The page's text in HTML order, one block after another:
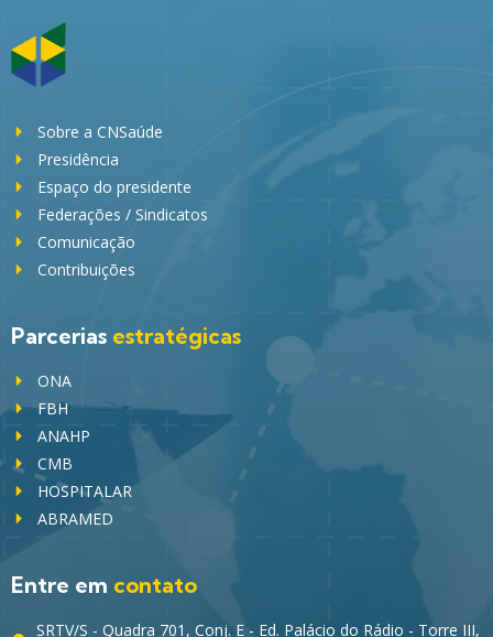
Sobre a CNSaúde
Presidência
Espaço do presidente
Federações / Sindicatos
Comunicação
Contribuições
Parcerias estratégicas
ONA
FBH
ANAHP
CMB
HOSPITALAR
ABRAMED
Entre em contato
SRTV/S - Quadra 701, Conj. E - Ed. Palácio do Rádio - Torre III,